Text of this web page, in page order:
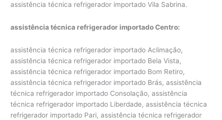
assistência técnica refrigerador importado Vila Sabrina.
assistência técnica refrigerador importado Centro:
assistência técnica refrigerador importado Aclimação,
assistência técnica refrigerador importado Bela Vista,
assistência técnica refrigerador importado Bom Retiro,
assistência técnica refrigerador importado Brás, assistência
técnica refrigerador importado Consolação, assistência
técnica refrigerador importado Liberdade, assistência técnica
refrigerador importado Pari, assistência técnica refrigerador